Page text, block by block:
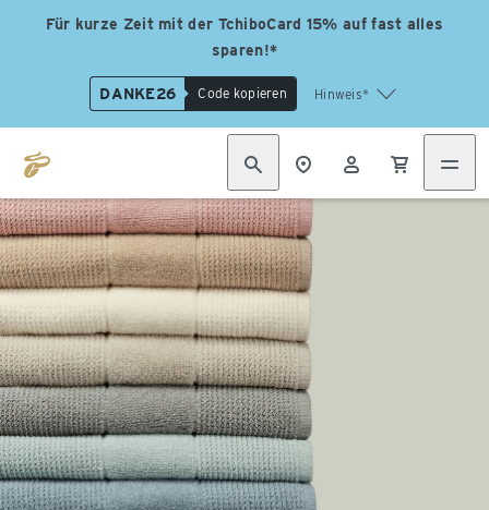
Für kurze Zeit mit der TchiboCard 15% auf fast alles
sparen!*
DANKE26 Code kopieren Hinweis*